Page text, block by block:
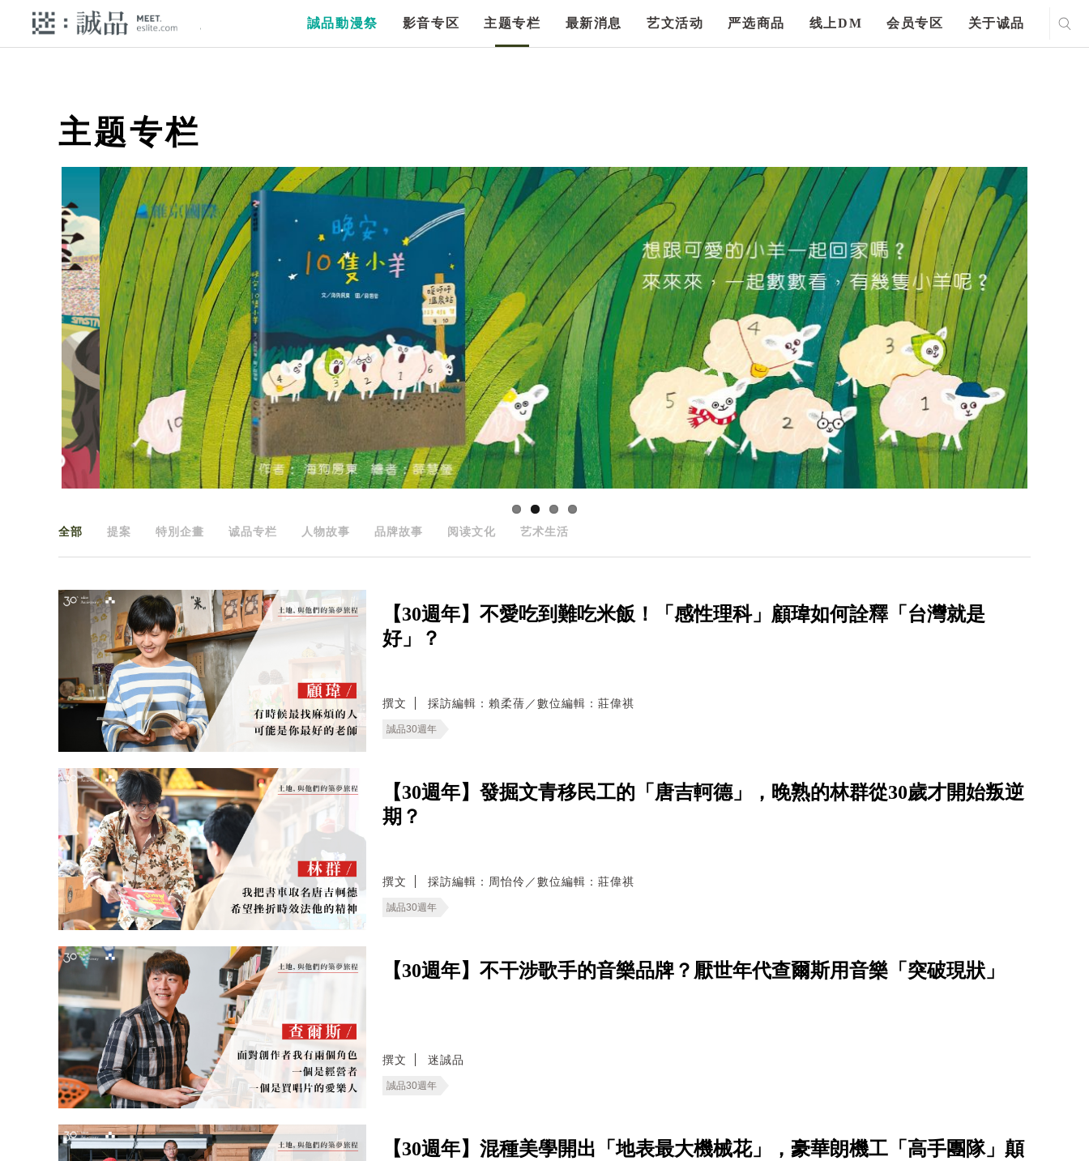
誠品動漫祭 影音专区 主题专栏 最新消息 艺文活动 严选商品 线上DM 会员专区 关于诚品
主题专栏
全部 提案 特別企畫 诚品专栏 人物故事 品牌故事 阅读文化 艺术生活
【30週年】不愛吃到難吃米飯！「感性理科」顧瑋如何詮釋「台灣就是
好」？
撰文 採訪編輯：賴柔蒨／數位編輯：莊偉祺
誠品30週年
【30週年】發掘文青移民工的「唐吉軻德」，晚熟的林群從30歲才開始叛逆
期？
撰文 採訪編輯：周怡伶／數位編輯：莊偉祺
誠品30週年
【30週年】不干涉歌手的音樂品牌？厭世年代查爾斯用音樂「突破現狀」
撰文 迷誠品
誠品30週年
【30週年】混種美學開出「地表最大機械花」，豪華朗機工「高手團隊」顛